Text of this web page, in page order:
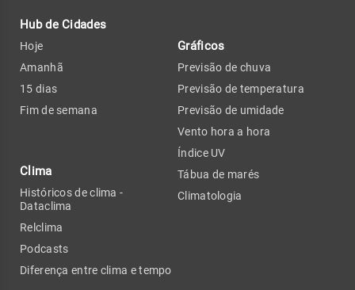
Hub de Cidades
Hoje
Amanhã
15 dias
Fim de semana
Clima
Históricos de clima -
Dataclima
Relclima
Podcasts
Diferença entre clima e tempo
Gráficos
Previsão de chuva
Previsão de temperatura
Previsão de umidade
Vento hora a hora
Índice UV
Tábua de marés
Climatologia